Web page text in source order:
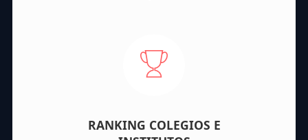
RANKING COLEGIOS E